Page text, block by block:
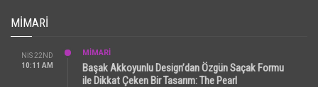
MIMARI
NIS 22ND
10:11 AM
MİMARİ
Başak Akkoyunlu Design’dan Özgün Saçak Formu
ile Dikkat Çeken Bir Tasarım: The Pearl